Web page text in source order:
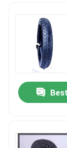
Kontakt
Nachrichten
Alle Fälle
Straßen-